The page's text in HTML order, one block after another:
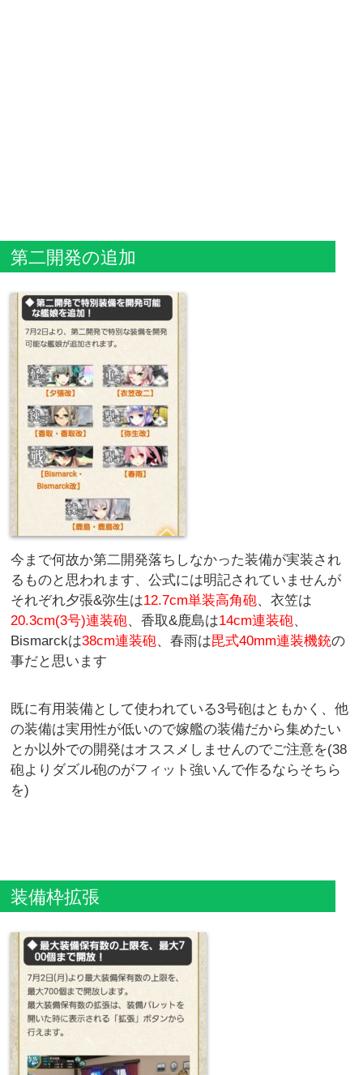
第二開発の追加
今まで何故か第二開発落ちしなかった装備が実装され
るものと思われます、公式には明記されていませんが
それぞれ夕張&弥生は12.7cm単装高角砲、衣笠は
20.3cm(3号)連装砲、香取&鹿島は14cm連装砲、
Bismarckは38cm連装砲、春雨は毘式40mm連装機銃の
事だと思います
既に有用装備として使われている3号砲はともかく、他
の装備は実用性が低いので嫁艦の装備だから集めたい
とか以外での開発はオススメしませんのでご注意を(38
砲よりダズル砲のがフィット強いんで作るならそちら
を)
装備枠拡張